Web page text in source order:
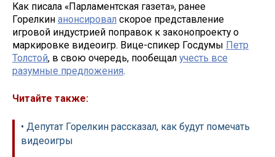
Как писала «Парламентская газета», ранее
Горелкин анонсировал скорое представление
игровой индустрией поправок к законопроекту о
маркировке видеоигр. Вице-спикер Госдумы Петр
Толстой, в свою очередь, пообещал учесть все
разумные предложения.
Читайте также:
• Депутат Горелкин рассказал, как будут помечать
видеоигры